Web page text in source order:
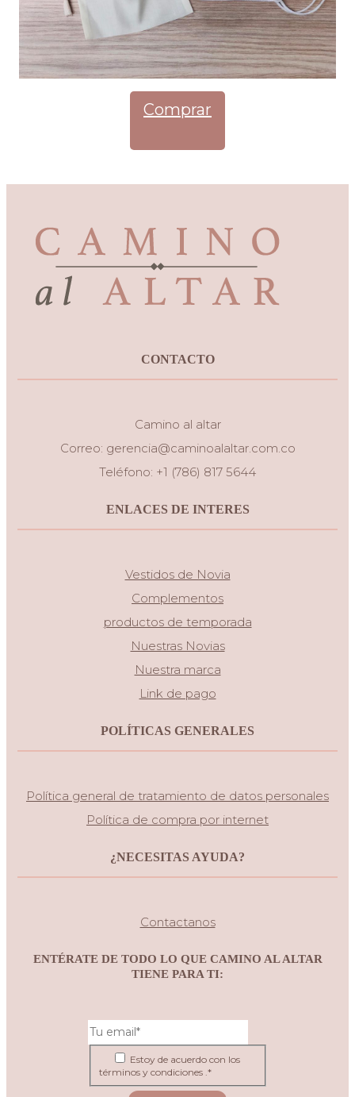
Comprar
CONTACTO
Camino al altar
Correo: gerencia@caminoalaltar.com.co
Teléfono: +1 (786) 817 5644
ENLACES DE INTERES
Vestidos de Novia
Complementos
productos de temporada
Nuestras Novias
Nuestra marca
Link de pago
POLÍTICAS GENERALES
Política general de tratamiento de datos personales
Política de compra por internet
¿NECESITAS AYUDA?
Contactanos
ENTÉRATE DE TODO LO QUE CAMINO AL ALTAR
TIENE PARA TI:
Estoy de acuerdo con los
términos y condiciones .*